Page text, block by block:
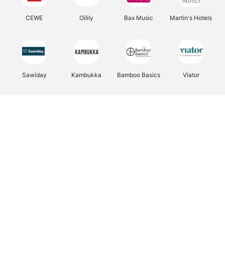
CEWE Oilily Bax Music Martin's Hotels
Sawiday Kambukka Bamboo Basics Viator